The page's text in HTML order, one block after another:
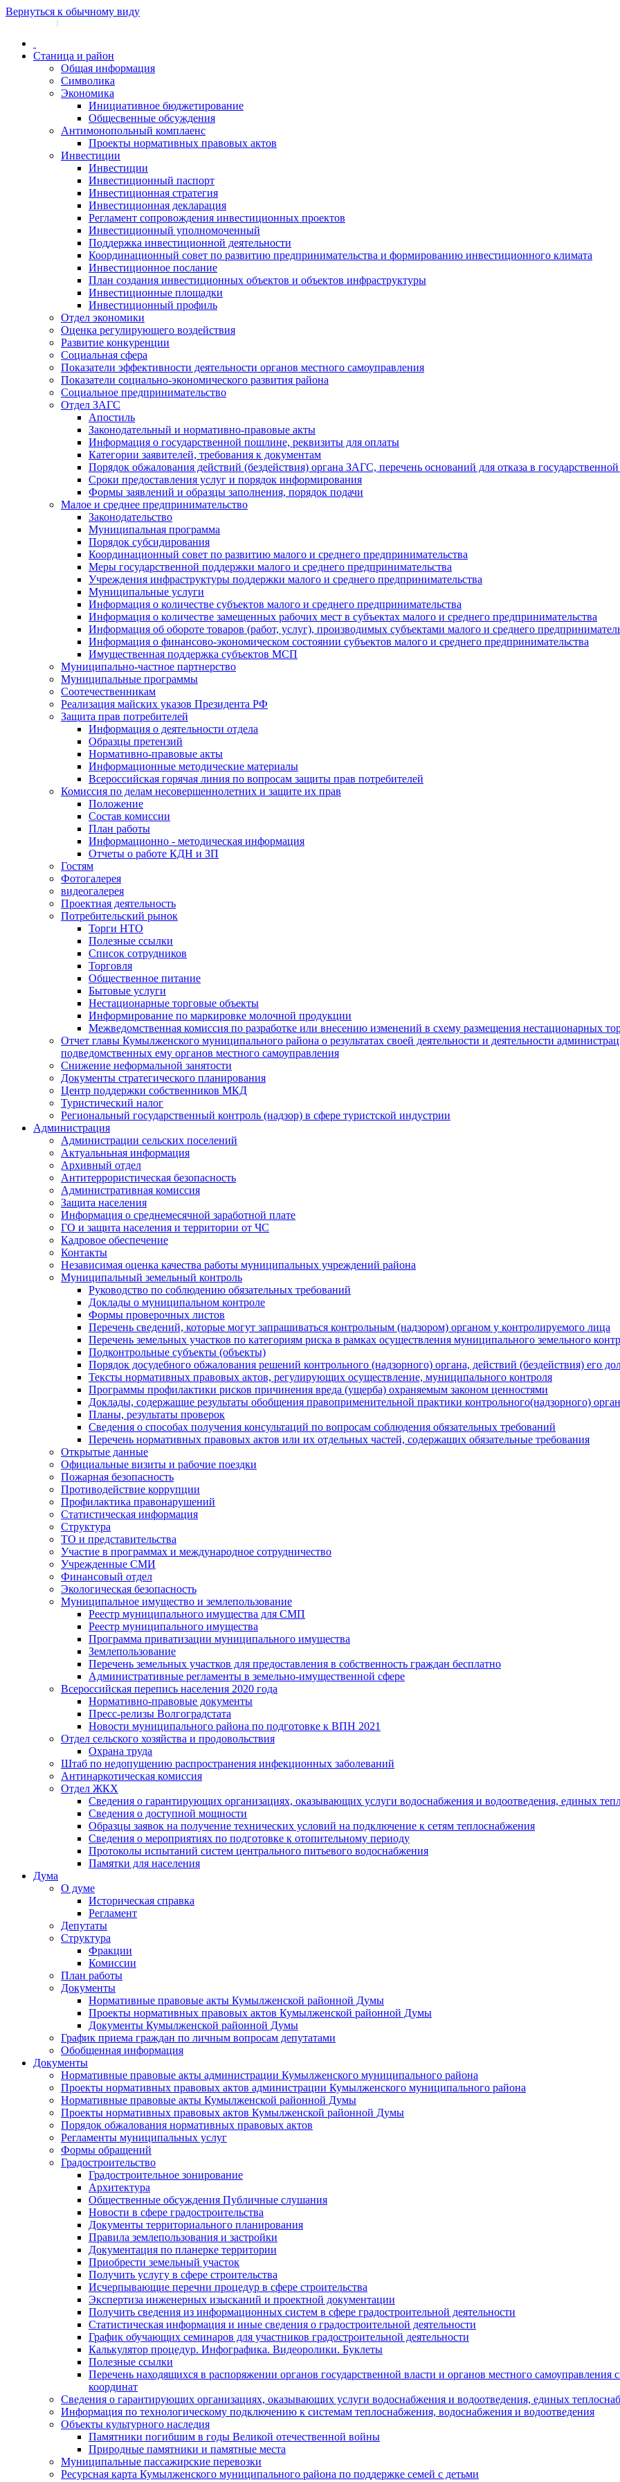
Вернуться к обычному виду
|
Станица и район
Общая информация
Символика
Экономика
Инициативное бюджетирование
Общесвенные обсуждения
Антимонопольный комплаенс
Проекты нормативных правовых актов
Инвестиции
Инвестиции
Инвестиционный паспорт
Инвестиционная стратегия
Инвестиционная декларация
Регламент сопровождения инвестиционных проектов
Инвестиционный уполномоченный
Поддержка инвестиционной деятельности
Координационный совет по развитию предпринимательства и формированию инвестиционного климата
Инвестиционное послание
План создания инвестиционных объектов и объектов инфраструктуры
Инвестиционные площадки
Инвестиционный профиль
Отдел экономики
Оценка регулирующего воздействия
Развитие конкуренции
Социальная сфера
Показатели эффективности деятельности органов местного самоуправления
Показатели социально-экономического развития района
Социальное предпринимательство
Отдел ЗАГС
Апостиль
Законодательный и нормативно-правовые акты
Информация о государственной пошлине, реквизиты для оплаты
Категории заявителей, требования к документам
Порядок обжалования действий (бездействия) органа ЗАГС, перечень оснований для отказа в
Сроки предоставления услуг и порядок информирования
Формы заявлений и образцы заполнения, порядок подачи
Малое и среднее предпринимательство
Законодательство
Муниципальная программа
Порядок субсидирования
Координационный совет по развитию малого и среднего предпринимательства
Меры государственной поддержки малого и среднего предпринимательства
Учреждения инфраструктуры поддержки малого и среднего предпринимательства
Муниципальные услуги
Информация о количестве субъектов малого и среднего предпринимательства
Информация о количестве замещенных рабочих мест в субъектах малого и среднего предпринимательства
Информация об обороте товаров (работ, услуг), производимых субъектами малого и среднего
Информация о финансово-экономическом состоянии субъектов малого и среднего предпринимательства
Имущественная поддержка субъектов МСП
Муниципально-частное партнерство
Муниципальные программы
Соотечественникам
Реализация майских указов Президента РФ
Защита прав потребителей
Информация о деятельности отдела
Образцы претензий
Нормативно-правовые акты
Информационные методические материалы
Всероссийская горячая линия по вопросам защиты прав потребителей
Комиссия по делам несовершеннолетних и защите их прав
Положение
Состав комиссии
План работы
Информационно - методическая информация
Отчеты о работе КДН и ЗП
Гостям
Фотогалерея
видеогалерея
Проектная деятельность
Потребительский рынок
Торги НТО
Полезные ссылки
Список сотрудников
Торговля
Общественное питание
Бытовые услуги
Нестационарные торговые объекты
Информирование по маркировке молочной продукции
Межведомственная комиссия по разработке или внесению изменений в схему размещения нестационарных
Отчет главы Кумылженского муниципального района о результатах своей деятельности и деятельности
подведомственных ему органов местного самоуправления
Снижение неформальной занятости
Документы стратегического планирования
Центр поддержки собственников МКД
Туристический налог
Региональный государственный контроль (надзор) в сфере туристской индустрии
Администрация
Администрации сельских поселений
Актуальньная информация
Архивный отдел
Антитеррористическая безопасность
Административная комиссия
Защита населения
Информация о среднемесячной заработной плате
ГО и защита населения и территории от ЧС
Кадровое обеспечение
Контакты
Независимая оценка качества работы муниципальных учреждений района
Муниципальный земельный контроль
Руководство по соблюдению обязательных требований
Доклады о муниципальном контроле
Формы проверочных листов
Перечень сведений, которые могут запрашиваться контрольным (надзором) органом у контролируемого лица
Перечень земельных участков по категориям риска в рамках осуществления муниципального земельного
Подконтрольные субъекты (объекты)
Порядок досудебного обжалования решений контрольного (надзорного) органа, действий (бездействия) его
Тексты нормативных правовых актов, регулирующих осуществление, муниципального контроля
Программы профилактики рисков причинения вреда (ущерба) охраняемым законом ценностями
Доклады, содержащие результаты обобщения правоприменительной практики контрольного(надзорного)
Планы, результаты проверок
Сведения о способах получения консультаций по вопросам соблюдения обязательных требований
Перечень нормативных правовых актов или их отдельных частей, содержащих обязательные требования
Открытые данные
Официальные визиты и рабочие поездки
Пожарная безопасность
Противодействие коррупции
Профилактика правонарушений
Статистическая информация
Структура
ТО и представительства
Участие в программах и международное сотрудничество
Учрежденные СМИ
Финансовый отдел
Экологическая безопасность
Муниципальное имущество и землепользование
Реестр муниципального имущества для СМП
Реестр муниципального имущества
Программа приватизации муниципального имущества
Землепользование
Перечень земельных участков для предоставления в собственность граждан бесплатно
Административные регламенты в земельно-имущественной сфере
Всероссийская перепись населения 2020 года
Нормативно-правовые документы
Пресс-релизы Волгоградстата
Новости муниципального района по подготовке к ВПН 2021
Отдел сельского хозяйства и продовольствия
Охрана труда
Штаб по недопущению распространения инфекционных заболеваний
Антинаркотическая комиссия
Отдел ЖКХ
Сведения о гарантирующих организациях, оказывающих услуги водоснабжения и водоотведения, единых
Сведения о доступной мощности
Образцы заявок на получение технических условий на подключение к сетям теплоснабжения
Сведения о мероприятиях по подготовке к отопительному периоду
Протоколы испытаний систем центрального питьевого водоснабжения
Памятки для населения
Дума
О думе
Историческая справка
Регламент
Депутаты
Структура
Фракции
Комиссии
План работы
Документы
Нормативные правовые акты Кумылженской районной Думы
Проекты нормативных правовых актов Кумылженской районной Думы
Документы Кумылженской районной Думы
График приема граждан по личным вопросам депутатами
Обобщенная информация
Документы
Нормативные правовые акты администрации Кумылженского муниципального района
Проекты нормативных правовых актов администрации Кумылженского муниципального района
Нормативные правовые акты Кумылженской районной Думы
Проекты нормативных правовых актов Кумылженской районной Думы
Порядок обжалования нормативных правовых актов
Регламенты муниципальных услуг
Формы обращений
Градостроительство
Градостроительное зонирование
Архитектура
Общественные обсуждения Публичные слушания
Новости в сфере градостроительства
Документы территориального планирования
Правила землепользования и застройки
Документация по планерке территории
Приобрести земельный участок
Получить услугу в сфере строительства
Исчерпывающие перечни процедур в сфере строительства
Экспертиза инженерных изысканий и проектной документации
Получить сведения из информационных систем в сфере градостроительной деятельности
Статистическая информация и иные сведения о градостроительной деятельности
График обучающих семинаров для участников градостроительной деятельности
Калькулятор процедур. Инфографика. Видеоролики. Буклеты
Полезные ссылки
Перечень находящихся в распоряжении органов государственной власти и органов местного
координат
Сведения о гарантирующих организациях, оказывающих услуги водоснабжения и водоотведения, единых
Информация по технологическому подключению к системам теплоснабжения, водоснабжения и водоотведения
Объекты культурного наследия
Памятники погибшим в годы Великой отечественной войны
Природные памятники и памятные места
Муниципальные пассажирские перевозки
Ресурсная карта Кумылженского муниципального района по поддержке семей с детьми